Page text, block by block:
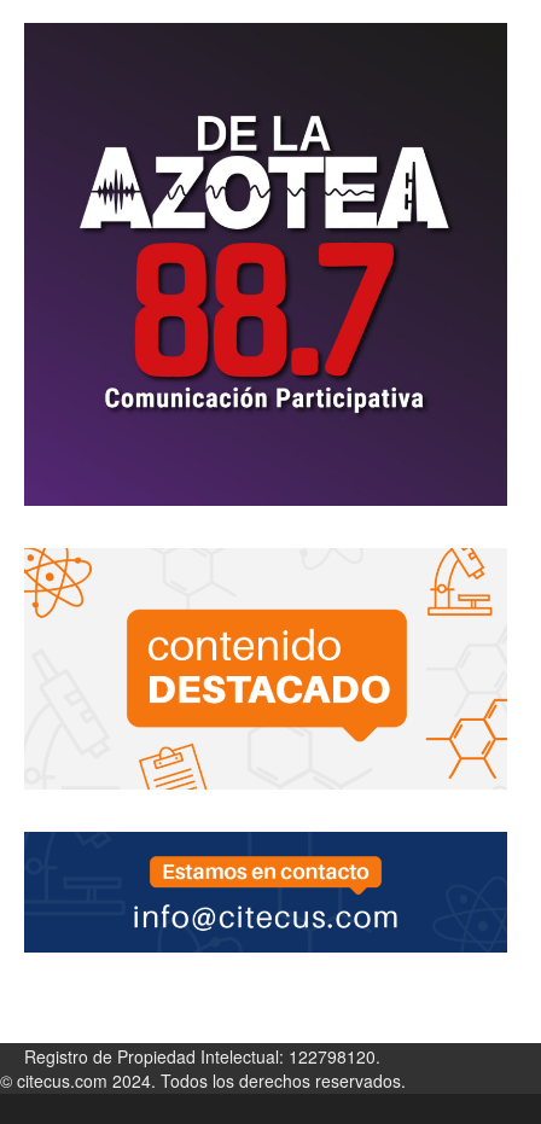
Registro de Propiedad Intelectual: 122798120.
© citecus.com 2024. Todos los derechos reservados.